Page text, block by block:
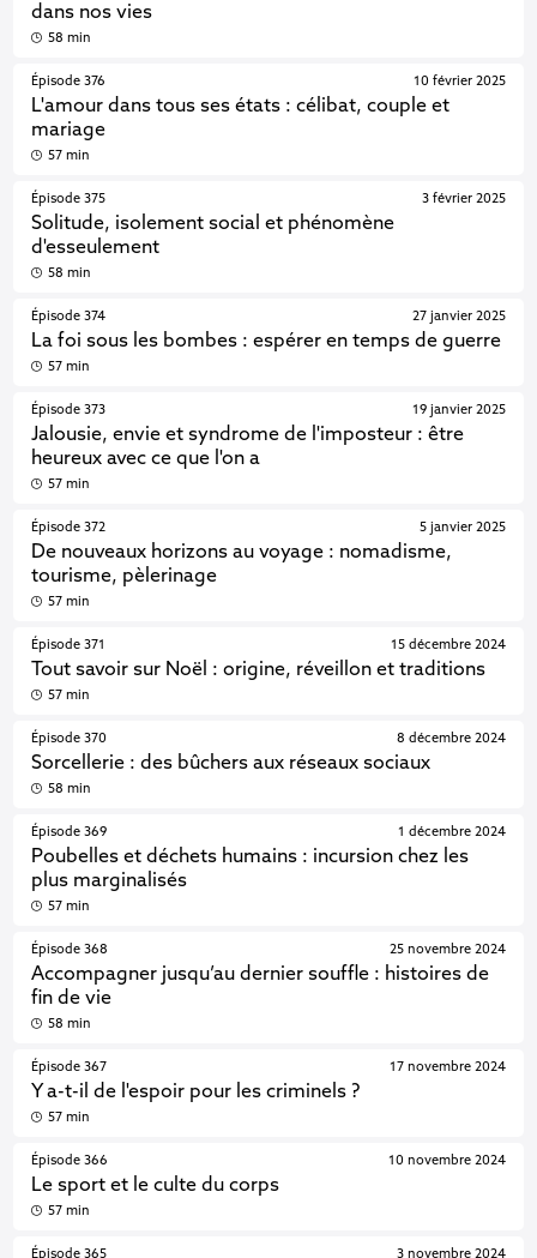
dans nos vies
58 min
Épisode 376
L'amour dans tous ses états : célibat, couple et
mariage
10 février 2025
57 min
Épisode 375
Solitude, isolement social et phénomène
d'esseulement
3 février 2025
58 min
Épisode 374
La foi sous les bombes : espérer en temps de guerre
27 janvier 2025
57 min
Épisode 373
Jalousie, envie et syndrome de l'imposteur : être
heureux avec ce que l'on a
19 janvier 2025
57 min
Épisode 372
De nouveaux horizons au voyage : nomadisme,
tourisme, pèlerinage
5 janvier 2025
57 min
Épisode 371
Tout savoir sur Noël : origine, réveillon et traditions
15 décembre 2024
57 min
Épisode 370
Sorcellerie : des bûchers aux réseaux sociaux
8 décembre 2024
58 min
Épisode 369
Poubelles et déchets humains : incursion chez les
plus marginalisés
1 décembre 2024
57 min
Épisode 368
Accompagner jusqu’au dernier souffle : histoires de
fin de vie
25 novembre 2024
58 min
Épisode 367
Y a-t-il de l'espoir pour les criminels ?
17 novembre 2024
57 min
Épisode 366
Le sport et le culte du corps
10 novembre 2024
57 min
Épisode 365 3 novembre 2024